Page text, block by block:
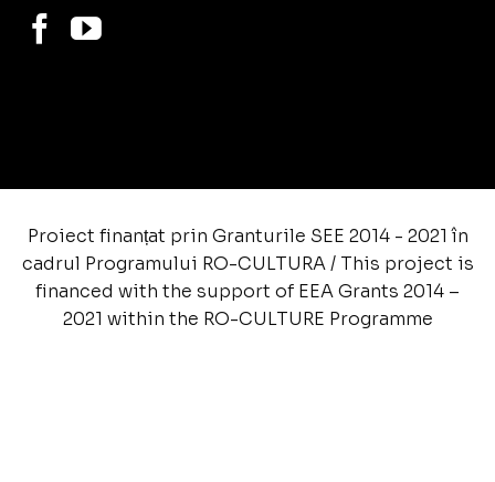
Proiect finanțat prin Granturile SEE 2014 - 2021 în
cadrul Programului RO-CULTURA / This project is
financed with the support of EEA Grants 2014 –
2021 within the RO-CULTURE Programme